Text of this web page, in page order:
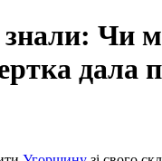
знали: Чи
дала